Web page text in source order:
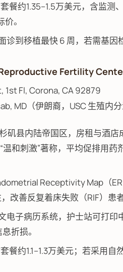
餐约1.35–1.5万美元，含监
。
诊到移植最快 6 周，若需基因
Reproductive Fertility
1st Fl, Corona, CA 92879
MD（伊朗裔，USC 生殖内
矶县内陆帝国区，房租与酒
温和刺激”著称，平均促排用
Receptivity Map（
改善反复着床失败（RIF）患
电子病历系统，护士站可打印
折损。
餐约1.1–1.3万美元；若采用